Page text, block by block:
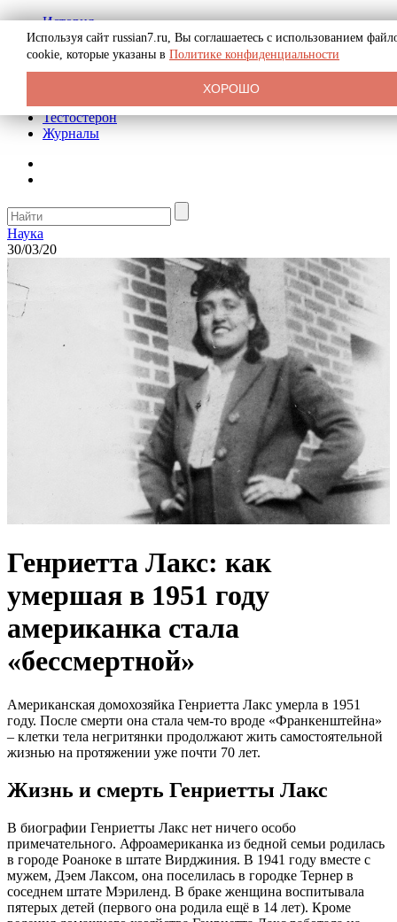
История
Биография
Криминал
Реклама на сайте
Тестостерон
Журналы
Наука
30/03/20
Генриетта Лакс: как
умершая в 1951 году
американка стала
«бессмертной»
Американская домохозяйка Генриетта Лакс умерла в 1951
году. После смерти она стала чем-то вроде «Франкенштейна»
– клетки тела негритянки продолжают жить самостоятельной
жизнью на протяжении уже почти 70 лет.
Жизнь и смерть Генриетты Лакс
В биографии Генриетты Лакс нет ничего особо
примечательного. Афроамериканка из бедной семьи родилась
в городе Роаноке в штате Вирджиния. В 1941 году вместе с
мужем, Дэем Лаксом, она поселилась в городке Тернер в
соседнем штате Мэриленд. В браке женщина воспитывала
пятерых детей (первого она родила ещё в 14 лет). Кроме
Используя сайт russian7.ru, Вы соглашаетесь с использованием
cookie, которые указаны в Политике конфиденциальности
ХОРОШО